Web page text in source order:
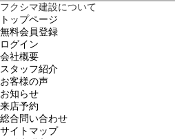
フクシマ建設について
トップページ
無料会員登録
ログイン
会社概要
スタッフ紹介
お客様の声
お知らせ
来店予約
総合問い合わせ
サイトマップ